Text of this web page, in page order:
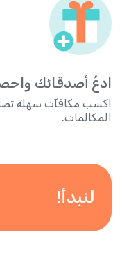
ادعُ أصدقائك
المكالمات.
لنبدأ!